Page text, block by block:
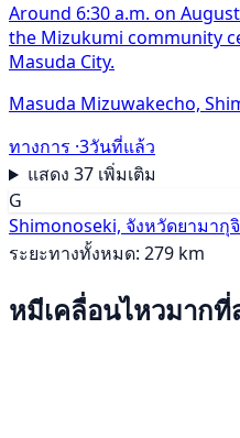
Around 6:30 a.m. on
the Mizukumi community
Masuda City.
Masuda Mizuwakecho,
ทางการ ·3วันที่แล้ว
แสดง 37 เพิ่มเติม
G
Shimonoseki, จังหวัดยามากุจิ
ระยะทางทั้งหมด: 279 km
หมีเคลื่อนไหวมากที่